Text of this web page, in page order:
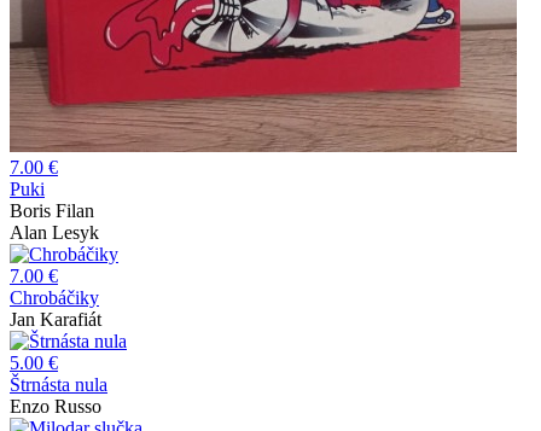
7.00 €
Puki
Boris Filan
Alan Lesyk
7.00 €
Chrobáčiky
Jan Karafiát
5.00 €
Štrnásta nula
Enzo Russo